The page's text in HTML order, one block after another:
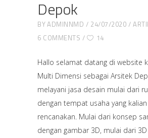
Depok
BYADMINNMD 24/07/2020
6 COMMENTS
14
Hallo selamat datang di website
Multi Dimensi sebagai Arsitek
melayani jasa desain mulai dari
dengan tempat usaha yang kalian
rencanakan. Mulai dari konsep
dengan gambar 3D, mulai dari